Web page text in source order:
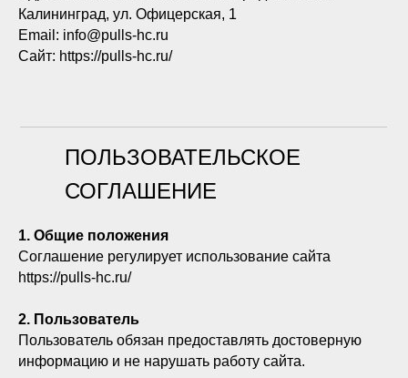
Калининград, ул. Офицерская, 1
Email: info@pulls-hc.ru
Сайт: https://pulls-hc.ru/
ПОЛЬЗОВАТЕЛЬСКОЕ
СОГЛАШЕНИЕ
1. Общие положения
Соглашение регулирует использование сайта
https://pulls-hc.ru/
2. Пользователь
Пользователь обязан предоставлять достоверную
информацию и не нарушать работу сайта.